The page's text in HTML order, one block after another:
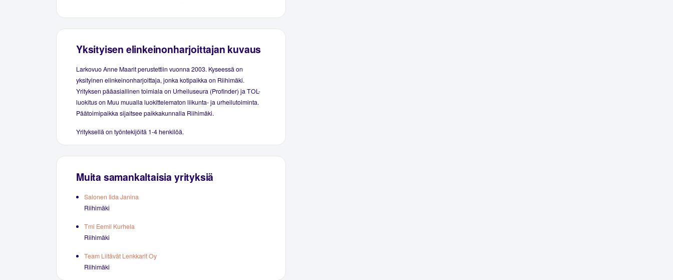
Yksityisen elinkeinonharjoittajan kuvaus
Larkovuo Anne Maarit perustettiin vuonna 2003. Kyseessä on
yksityinen elinkeinonharjoittaja, jonka kotipaikka on Riihimäki.
Yrityksen pääasiallinen toimiala on Urheiluseura (Profinder) ja TOL-
luokitus on Muu muualla luokittelematon liikunta- ja urheilutoiminta.
Päätoimipaikka sijaitsee paikkakunnalla Riihimäki.
Yrityksellä on työntekijöitä 1-4 henkilöä.
Muita samankaltaisia yrityksiä
Salonen Iida Janina
Riihimäki
Tmi Eemil Kurhela
Riihimäki
Team Liitävät Lenkkarit Oy
Riihimäki